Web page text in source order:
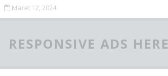
Maret 12, 2024
RESPONSIVE ADS HERE